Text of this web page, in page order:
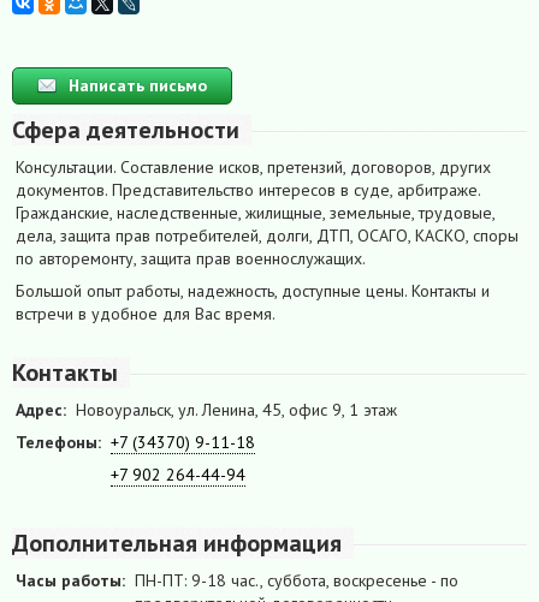
Написать письмо
Сфера деятельности
Консультации. Составление исков, претензий, договоров, других
документов. Представительство интересов в суде, арбитраже.
Гражданские, наследственные, жилищные, земельные, трудовые,
дела, защита прав потребителей, долги, ДТП, ОСАГО, КАСКО, споры
по авторемонту, защита прав военнослужащих.
Большой опыт работы, надежность, доступные цены. Контакты и
встречи в удобное для Вас время.
Контакты
Адрес: Новоуральск, ул. Ленина, 45, офис 9, 1 этаж
Телефоны: +7 (34370) 9-11-18
+7 902 264-44-94
Дополнительная информация
Часы работы: ПН-ПТ: 9-18 час., суббота, воскресенье - по